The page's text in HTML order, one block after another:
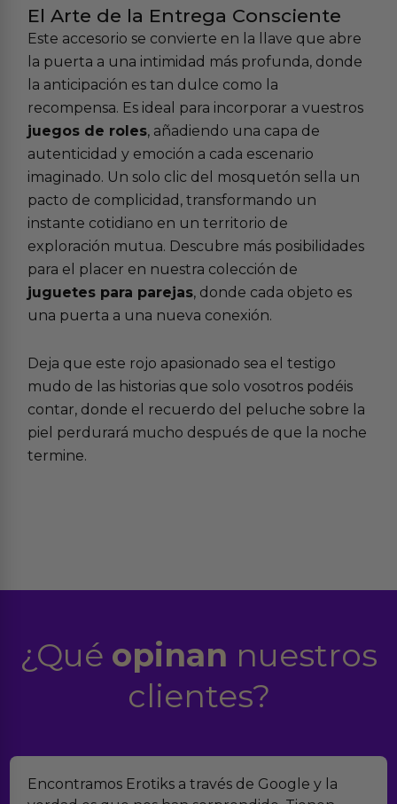
El Arte de la Entrega Consciente
Este accesorio se convierte en la llave que abre
la puerta a una intimidad más profunda, donde
la anticipación es tan dulce como la
recompensa. Es ideal para incorporar a vuestros
juegos de roles, añadiendo una capa de
autenticidad y emoción a cada escenario
imaginado. Un solo clic del mosquetón sella un
pacto de complicidad, transformando un
instante cotidiano en un territorio de
exploración mutua. Descubre más posibilidades
para el placer en nuestra colección de
juguetes para parejas, donde cada objeto es
una puerta a una nueva conexión.
Deja que este rojo apasionado sea el testigo
mudo de las historias que solo vosotros podéis
contar, donde el recuerdo del peluche sobre la
piel perdurará mucho después de que la noche
termine.
¿Qué opinan nuestros
clientes?
Suelo comprar en tiendas eróticas online, y